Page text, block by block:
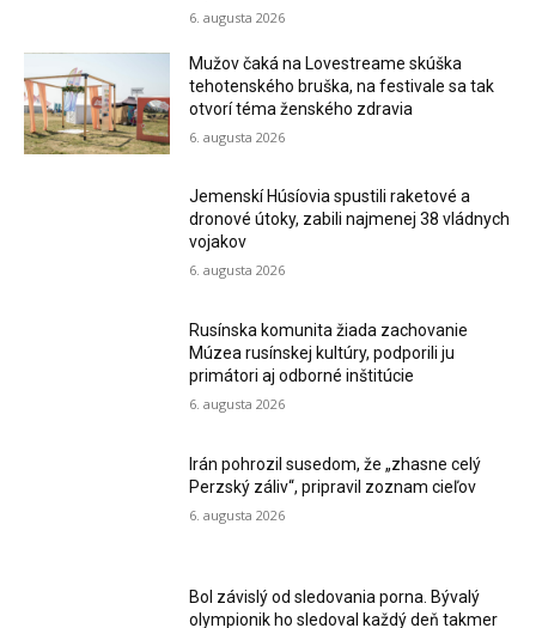
6. augusta 2026
Mužov čaká na Lovestreame skúška
tehotenského bruška, na festivale sa tak
otvorí téma ženského zdravia
6. augusta 2026
Jemenskí Húsíovia spustili raketové a
dronové útoky, zabili najmenej 38 vládnych
vojakov
6. augusta 2026
Rusínska komunita žiada zachovanie
Múzea rusínskej kultúry, podporili ju
primátori aj odborné inštitúcie
6. augusta 2026
Irán pohrozil susedom, že „zhasne celý
Perzský záliv“, pripravil zoznam cieľov
6. augusta 2026
Bol závislý od sledovania porna. Bývalý
olympionik ho sledoval každý deň takmer